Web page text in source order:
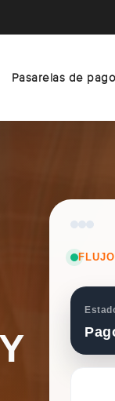
Pasarelas de pago